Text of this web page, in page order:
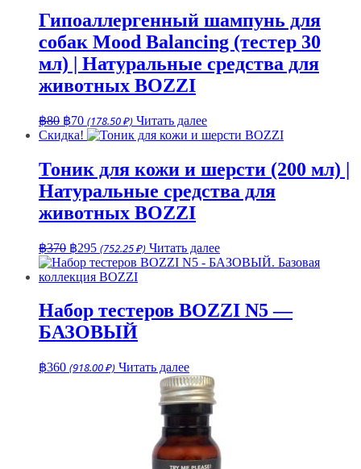
Гипоаллергенный шампунь для
собак Mood Balancing (тестер 30
мл) | Натуральные средства для
животных BOZZI
฿80 Первоначальная
цена
฿70Текущая
цена:
(178.50 ₽) Читать далее
Скидка!
Тоник для кожи и шерсти (200 мл) |
Натуральные средства для
животных BOZZI
฿370 Первоначальная
цена
составляла
฿295Текущая
цена:
฿295.
(752.25 ₽) Читать далее
Набор тестеров BOZZI N5 —
БАЗОВЫЙ
฿360 (918.00 ₽) Читать далее